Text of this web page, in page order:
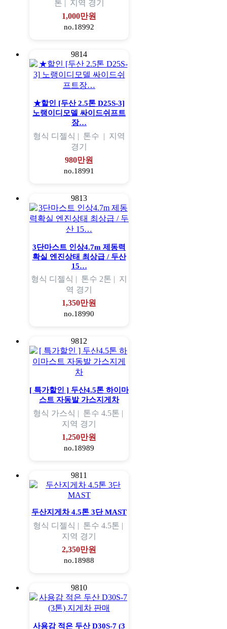
톤 | 지역 경기
1,000만원
no.18992
9814
★할인 [두산 2.5톤 D25S-3]
노랭이디모델 싸이드쉬프트
장…
형식 디젤식 | 톤수 | 지역
경기
980만원
no.18991
9813
3단마스트 인상4.7m 제동력
확실 엔진상태 최상급 / 두산
15…
형식 디젤식 | 톤수 2톤 | 지
역 경기
1,350만원
no.18990
9812
[ 특가할인 ] 두산4.5톤 하이마
스트 자동발 가스지게차
형식 가스식 | 톤수 4.5톤 |
지역 경기
1,250만원
no.18989
9811
두산지게차 4.5톤 3단 MAST
형식 디젤식 | 톤수 4.5톤 |
지역 경기
2,350만원
no.18988
9810
사용감 적은 두산 D30S-7 (3